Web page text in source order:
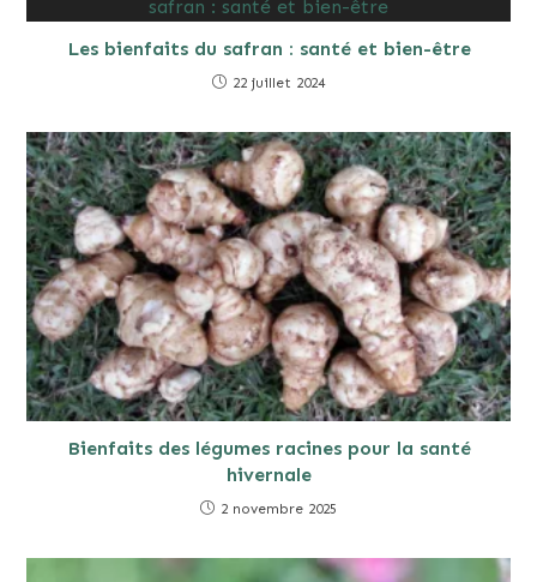
Les bienfaits du safran : santé et bien-être
22 juillet 2024
Bienfaits des légumes racines pour la santé
hivernale
2 novembre 2025